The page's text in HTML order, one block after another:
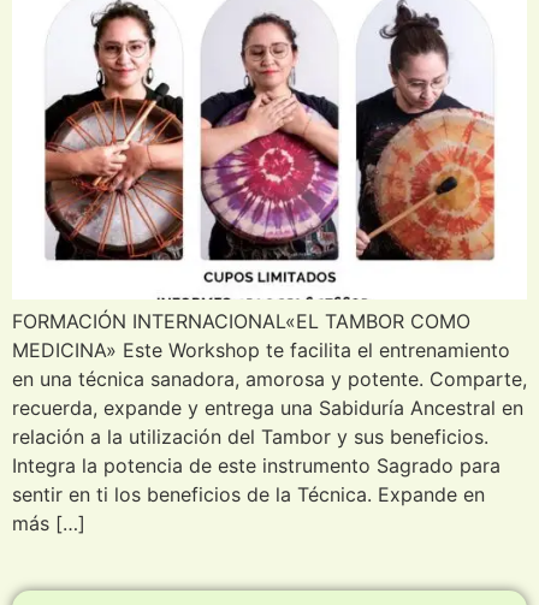
FORMACIÓN INTERNACIONAL«EL TAMBOR COMO
MEDICINA» Este Workshop te facilita el entrenamiento
en una técnica sanadora, amorosa y potente. Comparte,
recuerda, expande y entrega una Sabiduría Ancestral en
relación a la utilización del Tambor y sus beneficios.
Integra la potencia de este instrumento Sagrado para
sentir en ti los beneficios de la Técnica. Expande en
más […]